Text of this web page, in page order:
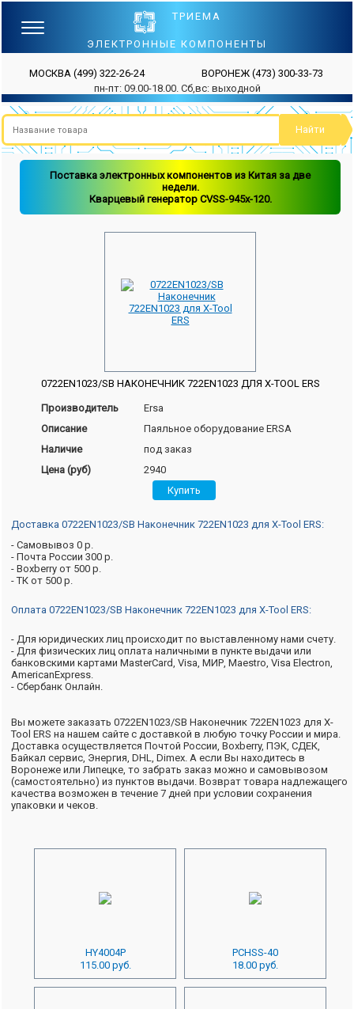
ТРИЕМА
ЭЛЕКТРОННЫЕ КОМПОНЕНТЫ
МОСКВА (499) 322-26-24 ВОРОНЕЖ (473) 300-33-73
пн-пт: 09.00-18.00. Сб,вс: выходной
Поставка электронных компонентов из Китая за две
недели.
Кварцевый генератор CVSS-945x-120.
0722EN1023/SB НАКОНЕЧНИК 722EN1023 ДЛЯ X-TOOL ERS
Производитель
Ersa
Описание
Паяльное оборудование ERSA
Наличие
под заказ
Цена (руб)
2940
Доставка 0722EN1023/SB Наконечник 722EN1023 для X-Tool ERS:
- Самовывоз 0 р.
- Почта России 300 р.
- Boxberry от 500 р.
- ТК от 500 р.
Оплата 0722EN1023/SB Наконечник 722EN1023 для X-Tool ERS:
- Для юридических лиц происходит по выставленному нами счету.
- Для физических лиц оплата наличными в пункте выдачи или
банковскими картами MasterCard, Visa, МИР, Maestro, Visa Electron,
AmericanExpress.
- Сбербанк Онлайн.
Вы можете заказать 0722EN1023/SB Наконечник 722EN1023 для X-
Tool ERS на нашем сайте с доставкой в любую точку России и мира.
Доставка осуществляется Почтой России, Boxberry, ПЭК, СДЕК,
Байкал сервис, Энергия, DHL, Dimex. А если Вы находитесь в
Воронеже или Липецке, то забрать заказ можно и самовывозом
(самостоятельно) из пунктов выдачи. Возврат товара надлежащего
качества возможен в течение 7 дней при условии сохранения
упаковки и чеков.
HY4004P
115.00 руб.
PCHSS-40
18.00 руб.